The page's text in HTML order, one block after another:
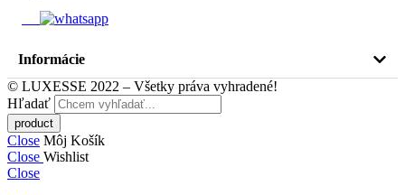
Informácie
© LUXESSE 2022 – Všetky práva vyhradené!
Hľadať
Close Môj Košík
Close Wishlist
Close